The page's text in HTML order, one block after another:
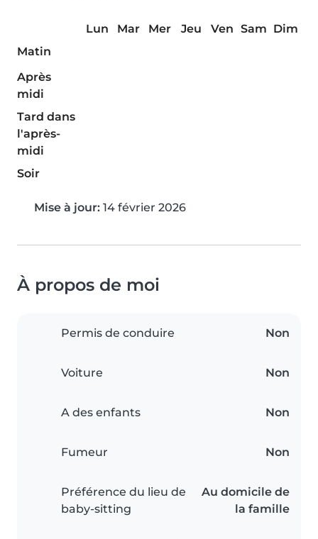
Lun Mar Mer Jeu Ven Sam Dim
Matin
Après
midi
Tard dans
l'après-
midi
Soir
Mise à jour: 14 février 2026
À propos de moi
Permis de conduire Non
Voiture Non
A des enfants Non
Fumeur Non
Préférence du lieu de
baby-sitting
Au domicile de
la famille